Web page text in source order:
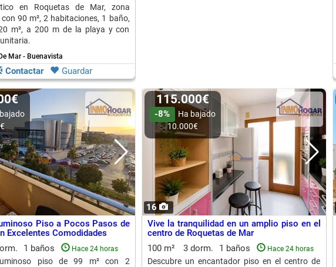
en Roquetas de Mar, zona
90 m², 2 habitaciones, 1 baño,
m², a 200 m de la playa y con
Mar - Buenavista
Contactar Guardar
Piso a Pocos Pasos de
Excelentes Comodidades
1 baños Hace 24 horas
piso de 99 m² con 2
16
115.000€
-8%
Ha bajado
10.000€
Vive la tranquilidad en un amplio piso en el
centro de Roquetas de Mar
100 m²
3 dorm. 1 baños Hace 24 horas
Descubre un encantador piso en el centro de